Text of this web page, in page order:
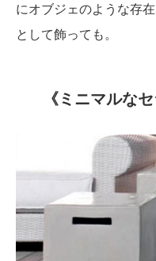
にオブジェのような存
として飾っても。
《ミニマルな